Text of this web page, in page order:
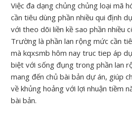
Việc đa dạng chủng chủng loại mã
cần tiêu dùng phần nhiều qui định
với theo dõi liền kề sao phần nhiều
Trường là phần lan rộng mức cần
mà kqxsmb hôm nay truc tiep áp
biệt với sống đụng trong phần lan
mang đến chủ bài bản dự án, giúp
về khủng hoảng với lợi nhuận tiềm
bài bản.